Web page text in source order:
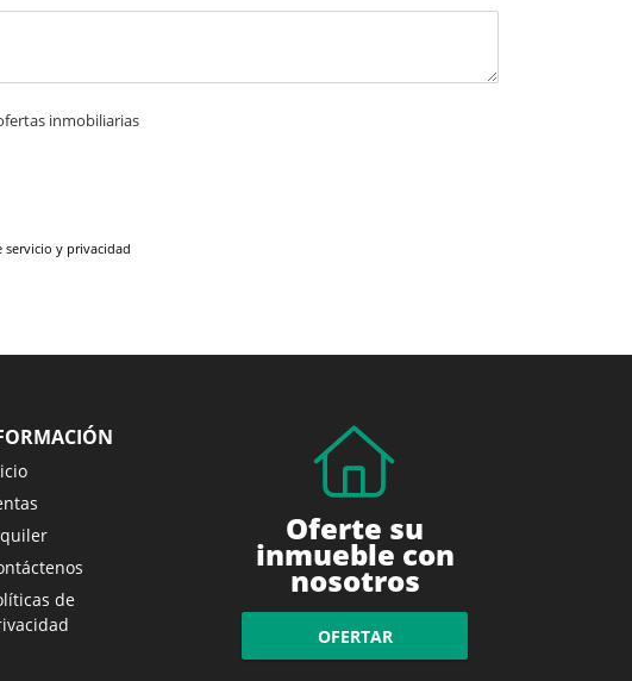
inmobiliarias
servicio y privacidad
de
Oferte su
inmueble con
nosotros
OFERTAR